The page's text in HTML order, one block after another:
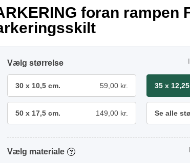
foran rampen
størrelse
30 x 10,5 cm. 59,00 kr. 35 x
50 x 17,5 cm. 149,00 kr. Se alle
materiale ?